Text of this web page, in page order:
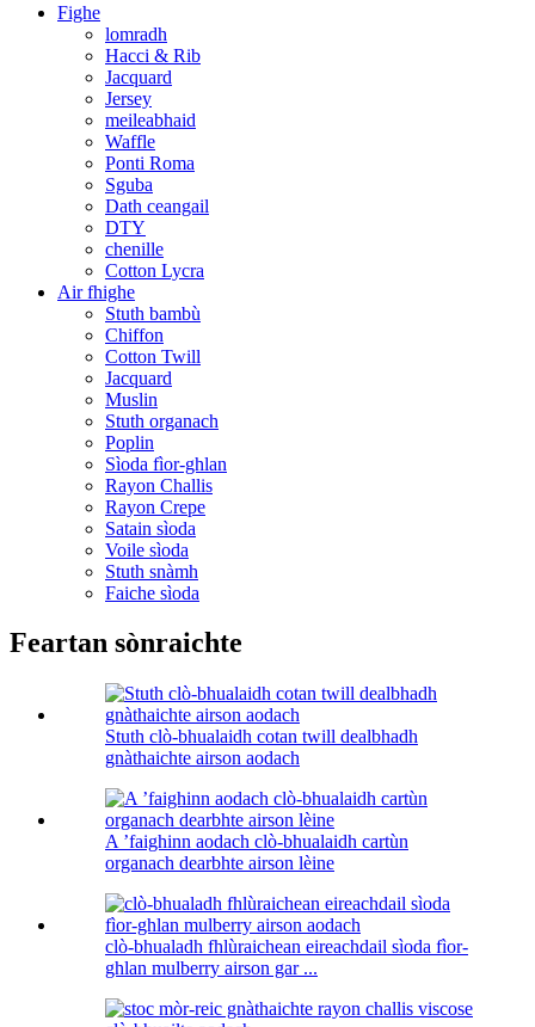
Fighe
lomradh
Hacci & Rib
Jacquard
Jersey
meileabhaid
Waffle
Ponti Roma
Sguba
Dath ceangail
DTY
chenille
Cotton Lycra
Air fhighe
Stuth bambù
Chiffon
Cotton Twill
Jacquard
Muslin
Stuth organach
Poplin
Sìoda fìor-ghlan
Rayon Challis
Rayon Crepe
Satain sìoda
Voile sìoda
Stuth snàmh
Faiche sìoda
Feartan sònraichte
Stuth clò-bhualaidh cotan twill dealbhadh
gnàthaichte airson aodach
A ’faighinn aodach clò-bhualaidh cartùn
organach dearbhte airson lèine
clò-bhualadh fhlùraichean eireachdail sìoda fìor-
ghlan mulberry airson gar ...